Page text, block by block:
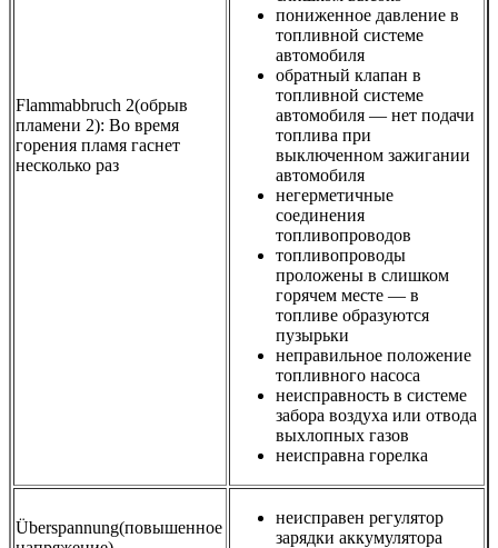
Flammabbruch 2(обрыв
пламени 2): Во время
горения пламя гаснет
несколько раз
пониженное давление в
топливной системе
автомобиля
обратный клапан в
топливной системе
автомобиля — нет подачи
топлива при
выключенном зажигании
автомобиля
негерметичные
соединения
топливопроводов
топливопроводы
проложены в слишком
горячем месте — в
топливе образуются
пузырьки
неправильное положение
топливного насоса
неисправность в системе
забора воздуха или отвода
выхлопных газов
неисправна горелка
Überspannung(повышенное
неисправен регулятор
зарядки аккумулятора